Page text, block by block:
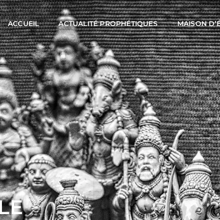
ACCUEIL ACTUALITÉ PROPHÉTIQUES MAISON